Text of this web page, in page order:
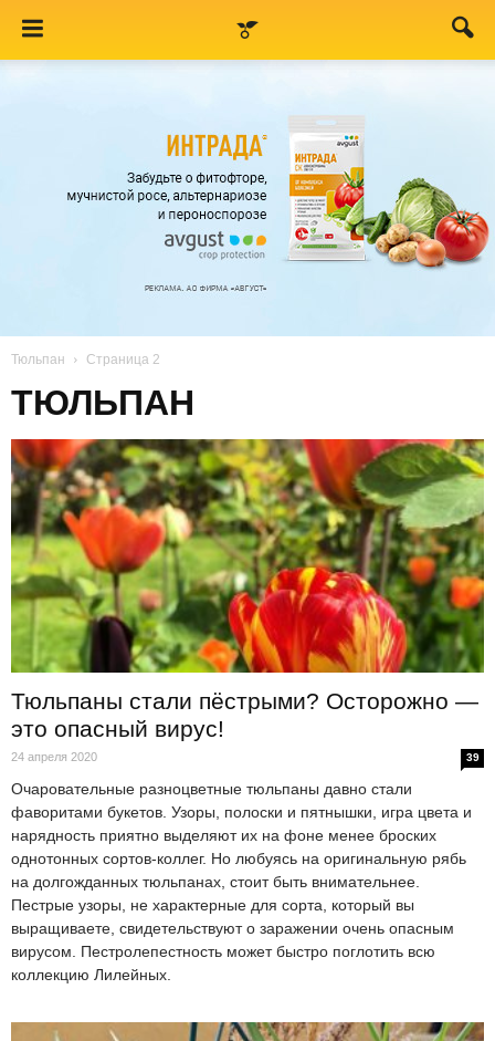
Тюльпан Страница 2
ТЮЛЬПАН
Тюльпаны стали пёстрыми? Осторожно —
это опасный вирус!
24 апреля 2020 39
Очаровательные разноцветные тюльпаны давно стали
фаворитами букетов. Узоры, полоски и пятнышки, игра цвета и
нарядность приятно выделяют их на фоне менее броских
однотонных сортов-коллег. Но любуясь на оригинальную рябь
на долгожданных тюльпанах, стоит быть внимательнее.
Пестрые узоры, не характерные для сорта, который вы
выращиваете, свидетельствуют о заражении очень опасным
вирусом. Пестролепестность может быстро поглотить всю
коллекцию Лилейных.